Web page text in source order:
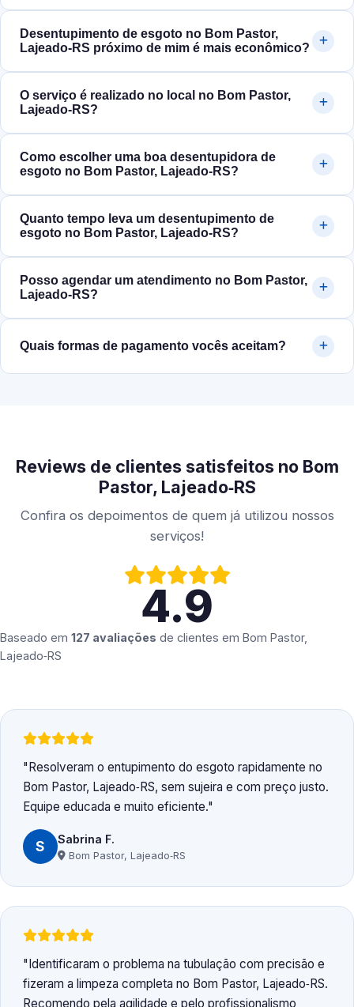
Desentupimento de esgoto no Bom Pastor,
Lajeado‑RS próximo de mim é mais econômico?
O serviço é realizado no local no Bom Pastor,
Lajeado‑RS?
Como escolher uma boa desentupidora de
esgoto no Bom Pastor, Lajeado‑RS?
Quanto tempo leva um desentupimento de
esgoto no Bom Pastor, Lajeado‑RS?
Posso agendar um atendimento no Bom Pastor,
Lajeado‑RS?
Quais formas de pagamento vocês aceitam?
Reviews de clientes satisfeitos no Bom
Pastor, Lajeado‑RS
Confira os depoimentos de quem já utilizou nossos
serviços!
4.9
Baseado em 127 avaliações de clientes em Bom Pastor,
Lajeado‑RS
Resolveram o entupimento do esgoto rapidamente no
Bom Pastor, Lajeado‑RS, sem sujeira e com preço justo.
Equipe educada e muito eficiente.
S Sabrina F.
Bom Pastor, Lajeado‑RS
Identificaram o problema na tubulação com precisão e
fizeram a limpeza completa no Bom Pastor, Lajeado‑RS.
Recomendo pela agilidade e pelo profissionalismo